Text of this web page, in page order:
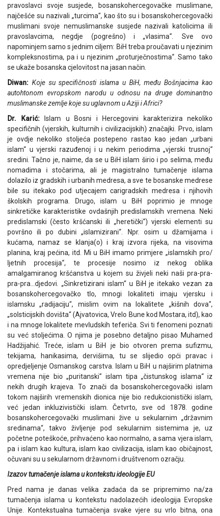
pravoslavci svoje susjede, bosanskohercegovačke muslimane,
najčešće su nazivali „turcima“, kao što su i bosanskohercegovački
muslimani svoje nemuslimanske susjede nazivali katolicima ili
pravoslavcima, negdje (pogrešno) i „vlasima“. Sve ovo
napominjem samo s jednim ciljem: BiH treba proučavati u njezinim
kompleksnostima, pa i u njezinim „proturječnostima“. Samo tako
se ukaže bosanska cjelovitost na jasan način.
Diwan: Koje su specifičnosti islama u BiH, među Bošnjacima kao
autohtonom evropskom narodu u odnosu na druge dominantno
muslimanske zemlje koje su uglavnom u Aziji i Africi?
Dr. Karić:Islam u Bosni i Hercegovini karakterizira nekoliko
specifičnih (vjerskih, kulturnih i civilizacijskih) značajki. Prvo, islam
je ovdje nekoliko stoljeća postepeno rastao kao jedan „urbani
islam“ u vjerski razuđenoj i u nekim periodima „vjerski trusnoj“
sredini. Tačno je, naime, da se u BiH islam širio i po selima, među
nomadima i stočarima, ali je magistralno tumačenje islama
dolazilo iz gradskih i urbanih medresa, a sve te bosanske medrese
bile su itekako pod utjecajem carigradskih medresa i njihovih
školskih programa. Drugo, islam u BiH poprimio je mnoge
sinkretičke karakteristike ovdašnjih predislamskih vremena. Neki
predislamski (često kršćanski ili „heretički“) vjerski elementi su
površno ili po dubini „islamizirani“. Npr. osim u džamijama i
kućama, namaz se klanja(o) i kraj izvora rijeka, na visovima
planina, kraj pećina, itd. Mi u BiH imamo primjere „islamskih pro/
ljetnih procesija“, te procesije nosimo iz nekog oblika
amalgamiranog kršćanstva u kojem su živjeli neki naši pra-pra-
pra-pra…djedovi. „Sinkretizirani islam“ u BiH je itekako vezan za
bosanskohercegovačko tlo, mnogi lokaliteti imaju vjersku i
islamsku „radijaciju“, mislim ovim na lokalitete „kišnih dova“,
„solsticijskih dovišta“ (Ajvatovica, Vrelo Bune kod Mostara, itd), kao
i na mnoge lokalitete mevludskih teferiča. Svi ti fenomeni poznati
su već stoljećima. O njima je posebno detaljno pisao Muhamed
Hadžijahić. Treće, islam u BiH je bio otvoren prema sufizmu,
tekijama, hanikasima, dervišima, tu se slijedio opći pravac i
opredjeljenje Osmanskog carstva. Islam u BiH u najširim platnima
vremena nije bio „puritanski“ islam tipa „čistunskog islama“ iz
nekih drugih krajeva. To znači da bosanskohercegovački islam
tokom najširih vremenskih dionica nije bio redukcionistički islam,
već jedan inkluzivistički islam. Četvrto, sve od 1878. godine
bosanskohercegovački muslimani žive u sekularnim „državnim
sredinama“, takvo življenje pod sekularnim sistemima je, uz
početne poteškoće, prihvaćeno kao normalno, a sama vjera islam,
pa i islam kao kultura, islam kao civilizacija, islam kao običajnost,
očuvani su u sekularnom državnom i društvenom ozračju.
Izazov tumačenje islama u kontekstu ideologije EU
Pred nama je danas velika zadaća da se pripremimo na/za
tumačenja islama u kontekstu nadolazećih ideologija Evropske
Unije. Kontekstualna tumačenja svake vjere su vrlo bitna, ona